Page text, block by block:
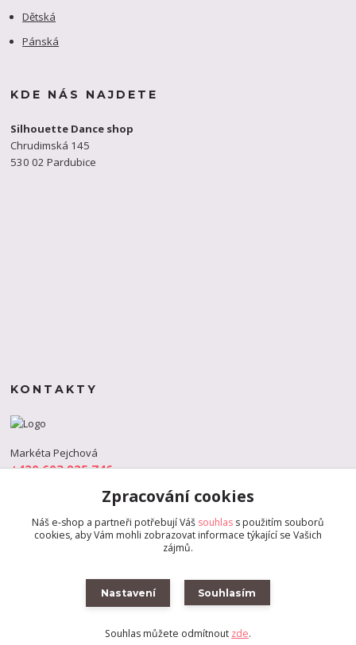
Dětská
Pánská
KDE NÁS NAJDETE
Silhouette Dance shop
Chrudimská 145
530 02 Pardubice
KONTAKTY
Markéta Pejchová
+420 603 925 746
info@s-dance.cz
Vytvořeno na Eshop-rychle.cz
Zpracování cookies
Náš e-shop a partneři potřebují Váš souhlas s použitím souborů
cookies, aby Vám mohli zobrazovat informace týkající se Vašich
zájmů.
Nastavení Souhlasím
Souhlas můžete odmítnout zde.